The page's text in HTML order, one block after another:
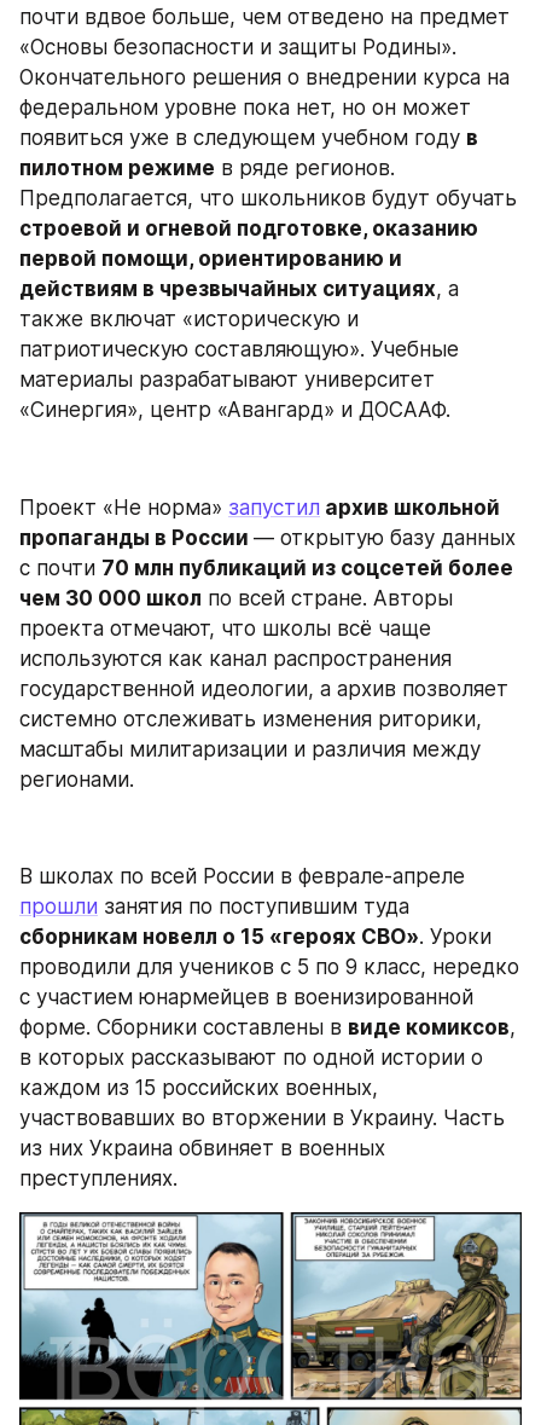
почти вдвое больше, чем отведено на предмет
«Основы безопасности и защиты Родины».
Окончательного решения о внедрении курса на
федеральном уровне пока нет, но он может
появиться уже в следующем учебном году в
пилотном режиме в ряде регионов.
строевой и огневой подготовке, оказанию
первой помощи, ориентированию и
действиям в чрезвычайных ситуациях, а
также включат «историческую и
патриотическую составляющую». Учебные
материалы разрабатывают университет
«Синергия», центр «Авангард» и ДОСААФ.
Проект «Не норма» запустил архив школьной
пропаганды в России — открытую базу данных
с почти 70 млн публикаций из соцсетей более
чем 30 000 школ по всей стране. Авторы
проекта отмечают, что школы всё чаще
используются как канал распространения
государственной идеологии, а архив позволяет
системно отслеживать изменения риторики,
масштабы милитаризации и различия между
регионами.
прошли
сборникам новелл о 15 «героях СВО». Уроки
проводили для учеников с 5 по 9 класс, нередко
с участием юнармейцев в военизированной
форме. Сборники составлены в виде комиксов,
в которых рассказывают по одной истории о
каждом из 15 российских военных,
участвовавших во вторжении в Украину. Часть
из них Украина обвиняет в военных
преступлениях.